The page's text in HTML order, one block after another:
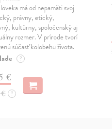
má od nepamäti svoj
právny, etický,
kultúrny, spoločenský aj
rozmer. V prírode tvorí
súčasť kolobehu života.
?
€
?